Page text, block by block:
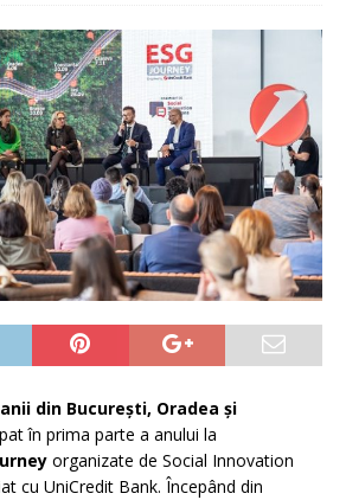
din București, Oradea și
în prima parte a anului la
organizate de Social Innovation
cu UniCredit Bank. Începând din